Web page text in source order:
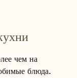
чем на
блюда.